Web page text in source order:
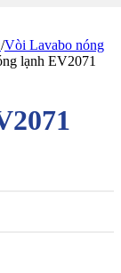
/Vòi Lavabo nóng
lạnh EV2071